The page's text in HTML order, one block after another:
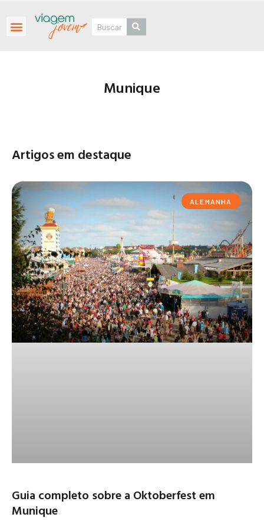
Munique
Artigos em destaque
ALEMANHA
Guia completo sobre a Oktoberfest em
Munique